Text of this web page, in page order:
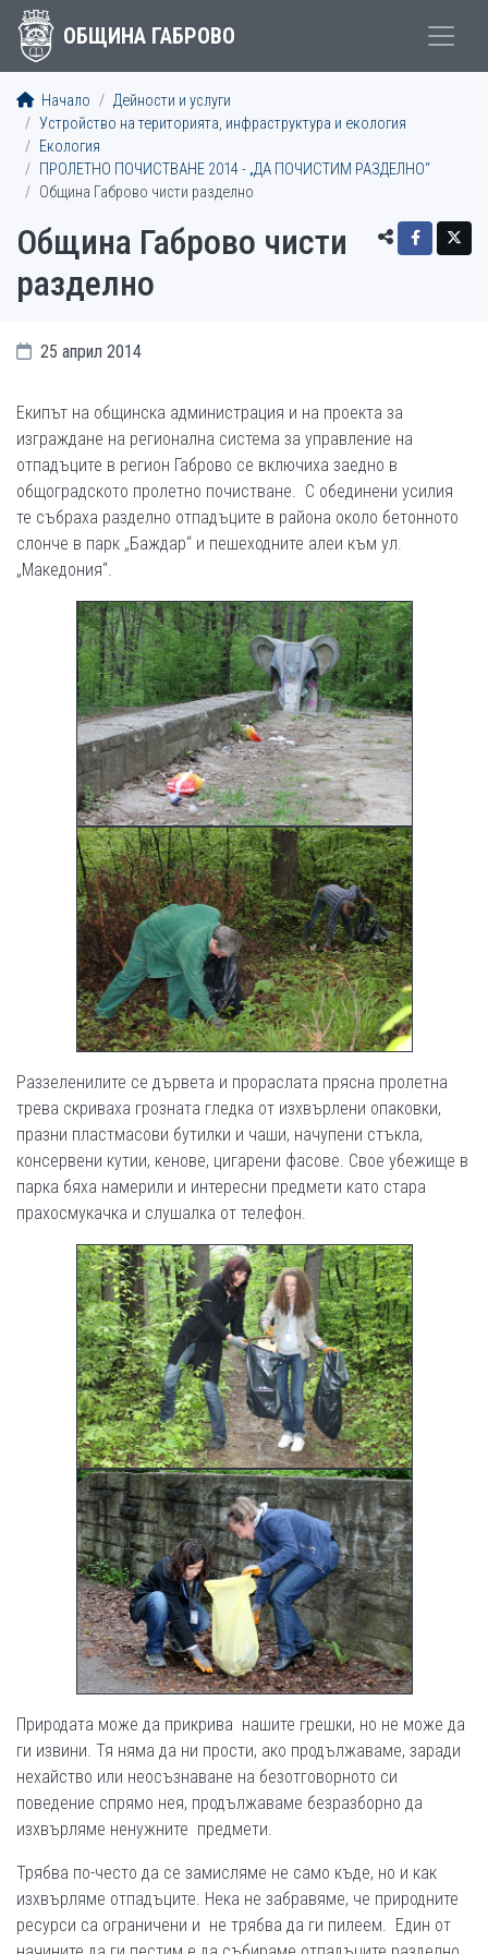
ОБЩИНА ГАБРОВО
Начало
Дейности и услуги
Устройство на територията, инфраструктура и екология
Екология
ПРОЛЕТНО ПОЧИСТВАНЕ 2014 - „ДА ПОЧИСТИМ РАЗДЕЛНО“
Община Габрово чисти разделно
Община Габрово чисти
разделно
25 април 2014
Екипът на общинска администрация и на проекта за
изграждане на регионална система за управление на
отпадъците в регион Габрово се включиха заедно в
общоградското пролетно почистване. С обединени усилия
те събраха разделно отпадъците в района около бетонното
слонче в парк „Баждар“ и пешеходните алеи към ул.
„Македония“.
Раззеленилите се дървета и прораслата прясна пролетна
трева скриваха грозната гледка от изхвърлени опаковки,
празни пластмасови бутилки и чаши, начупени стъкла,
консервени кутии, кенове, цигарени фасове. Свое убежище в
парка бяха намерили и интересни предмети като стара
прахосмукачка и слушалка от телефон.
Природата може да прикрива нашите грешки, но не може да
ги извини. Тя няма да ни прости, ако продължаваме, заради
нехайство или неосъзнаване на безотговорното си
поведение спрямо нея, продължаваме безразборно да
изхвърляме ненужните предмети.
Трябва по-често да се замисляме не само къде, но и как
изхвърляме отпадъците. Нека не забравяме, че природните
ресурси са ограничени и не трябва да ги пилеем. Един от